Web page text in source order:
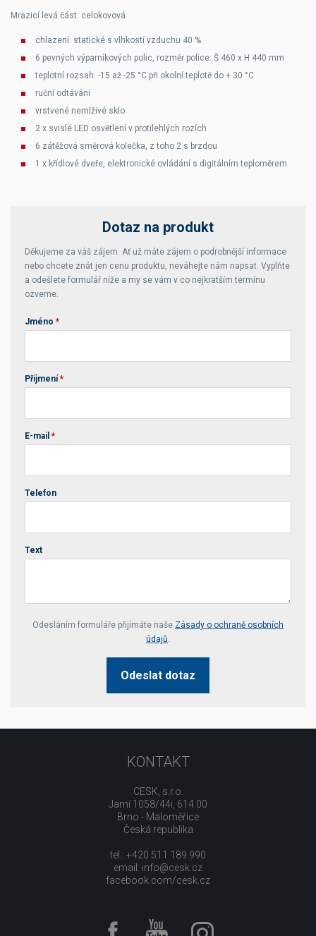
Mrazicí levá část: celokovová
chlazení: statické s vlhkostí vzduchu 40 %
6 pevných výparníkových polic, rozměr police: Š 460 x H 440 mm
teplotní rozsah: -15 až -25 °C při okolní teplotě do + 30 °C
ruční odtávání
vrstvené nemlživé sklo
2 x svislé LED osvětlení v protilehlých rozích
6 zátěžová směrová kolečka, z toho 2 s brzdou
1 x křídlové dveře, elektronické ovládání s digitálním teploměrem
Dotaz na produkt
Děkujeme za váš zájem. Ať už máte zájem o podrobnější informace
nebo chcete znát jen cenu produktu, neváhejte nám napsat. Vyplňte
a odešlete formulář níže a my se vám v co nejkratším termínu
ozveme.
Jméno *
Příjmení *
E-mail *
Telefon
Text
Your website *
Odesláním formuláře přijímáte naše Zásady o ochraně osobních
údajů.
Odeslat dotaz
KONTAKT
CESK, s.r.o.
Jarní 1058/44i, 614 00
Brno - Maloměřice
Česká republika
tel.: +420 511 189 990
email: info@cesk.cz
facebook.com/cesk.cz